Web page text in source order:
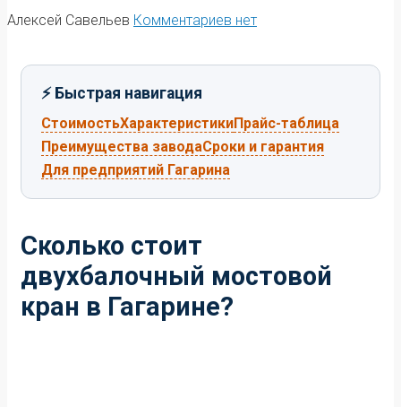
Алексей Савельев Комментариев нет
⚡ Быстрая навигация
СтоимостьХарактеристикиПрайс-таблица
Преимущества заводаСроки и гарантия
Для предприятий Гагарина
Сколько стоит
двухбалочный мостовой
кран в Гагарине?